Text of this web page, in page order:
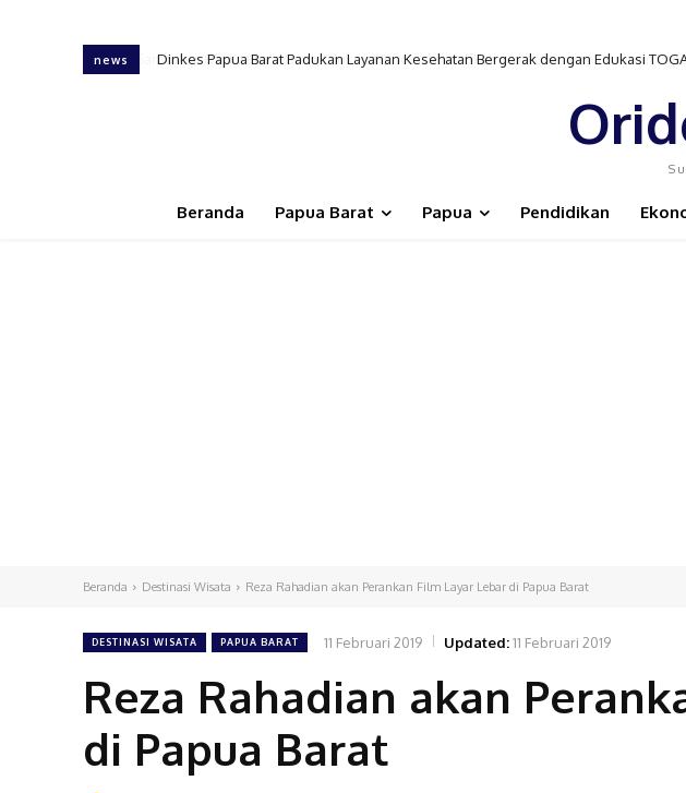
news Dinkes Papua Barat Padukan Layanan Kesehatan Bergerak dengan Edukasi
Beranda Papua Barat Papua Pendidikan
Beranda Destinasi Wisata Reza Rahadian akan Perankan Film Layar Lebar di Papua Barat
DESTINASI WISATA PAPUA BARAT 11 Februari 2019 Updated:11 Februari 2019
Reza Rahadian akan
di Papua Barat